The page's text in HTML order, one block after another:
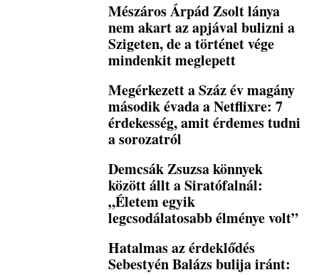
Mészáros Árpád Zsolt lánya
nem akart az apjával bulizni a
Szigeten, de a történet vége
mindenkit meglepett
Megérkezett a Száz év magány
második évada a Netflixre: 7
érdekesség, amit érdemes tudni
a sorozatról
Demcsák Zsuzsa könnyek
között állt a Siratófalnál:
„Életem egyik
legcsodálatosabb élménye volt”
Hatalmas az érdeklődés
Sebestyén Balázs bulija iránt: